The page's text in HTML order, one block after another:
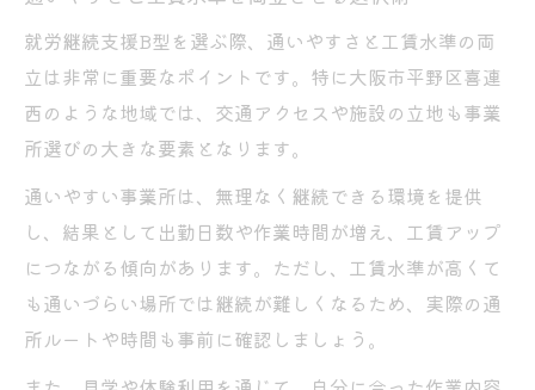
就労継続支援B型を選ぶ際、通いやすさと工賃水準の両
立は非常に重要なポイントです。特に大阪市平野区喜連
西のような地域では、交通アクセスや施設の立地も事業
所選びの大きな要素となります。
通いやすい事業所は、無理なく継続できる環境を提供
し、結果として出勤日数や作業時間が増え、工賃アップ
につながる傾向があります。ただし、工賃水準が高くて
も通いづらい場所では継続が難しくなるため、実際の通
所ルートや時間も事前に確認しましょう。